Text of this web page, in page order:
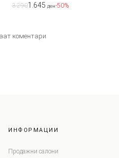
3.2901.645 ден-50%
коментари
ИНФОРМАЦИИ
Продажни салони